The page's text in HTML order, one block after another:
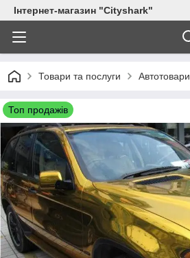
Інтернет-магазин "Сityshark"
Товари та послуги Автотовари
Топ продажів